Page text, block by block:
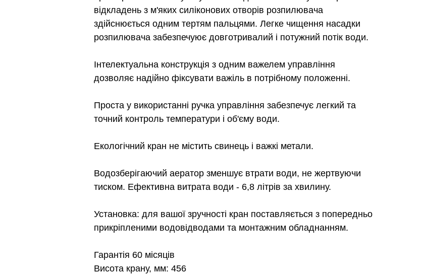
відкладень з м'яких силіконових отворів розпилювача
здійснюється одним тертям пальцями. Легке чищення насадки
розпилювача забезпечуює довготривалий і потужний потік води.
Інтелектуальна конструкція з одним важелем управління
дозволяє надійно фіксувати важіль в потрібному положенні.
Проста у використанні ручка управління забезпечує легкий та
точний контроль температури і об'єму води.
Екологічний кран не містить свинець і важкі метали.
Водозберігаючий аератор зменшує втрати води, не жертвуючи
тиском. Ефективна витрата води - 6,8 літрів за хвилину.
Установка: для вашої зручності кран поставляється з попередньо
прикріпленими водовідводами та монтажним обладнанням.
Гарантія 60 місяців
Висота крану, мм: 456